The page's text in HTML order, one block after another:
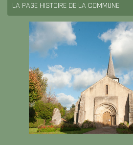
LA PAGE HISTOIRE DE LA COMMUNE